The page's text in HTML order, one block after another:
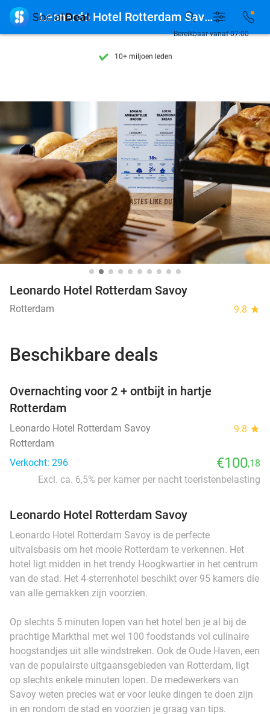
7 dagen per week beschikbaar
10+ miljoen leden
7 dagen per week beschikbaar
10+ miljoen leden
Bereikbaar vanaf 07:00
 Leonardo Hotel Rotterdam Savoy
Leonardo Hotel Rotterdam Savoy
Rotterdam 9.8 star
Beschikbare deals
Overnachting voor 2 + ontbijt in hartje
Rotterdam
Leonardo Hotel Rotterdam Savoy 9.8 star
Rotterdam
Verkocht: 296
€100,18
Excl. ca. 6,5% per kamer per nacht toeristenbelasting
Leonardo Hotel Rotterdam Savoy
Leonardo Hotel Rotterdam Savoy is de perfecte
uitvalsbasis om het mooie Rotterdam te verkennen. Het
hotel ligt midden in het trendy Hoogkwartier in het centrum
van de stad. Het 4-sterrenhotel beschikt over 95 kamers die
van alle gemakken zijn voorzien.
Op slechts 5 minuten lopen van het hotel ben je al bij de
prachtige Markthal met wel 100 foodstands vol culinaire
hoogstandjes uit alle windstreken. Ook de Oude Haven, een
van de populairste uitgaansgebieden van Rotterdam, ligt
op slechts enkele minuten lopen. De medewerkers van
Savoy weten precies wat er voor leuke dingen te doen zijn
in en rondom de stad en voorzien je graag van tips.